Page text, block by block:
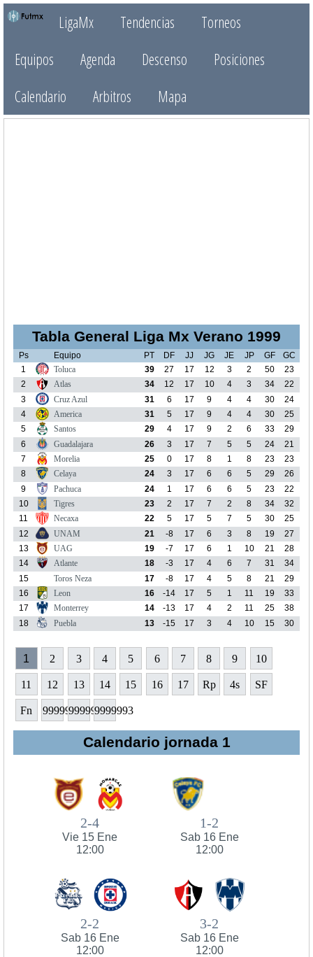
LigaMx Tendencias
Torneos
Equipos
Agenda Descenso
Posiciones
Calendario
Arbitros Mapa
Tabla General Liga Mx Verano 1999
Ps Equipo PT DF JJ JG JE JP GF
GC
1
Toluca 39 27 17 12 3 2 50
23
2
Atlas 34 12 17 10 4 3 34
22
3
Cruz Azul 31 6 17 9 4 4 30
24
4
America 31 5 17 9 4 4 30
25
5
Santos 29 4 17 9 2 6 33
29
6
Guadalajara 26 3 17 7 5 5 24
21
7
Morelia 25 0 17 8 1 8 23
23
8
Celaya 24 3 17 6 6 5 29
26
9
Pachuca 24 1 17 6 6 5 23
22
10
Tigres 23 2 17 7 2 8 34
32
11
Necaxa 22 5 17 5 7 5 30
25
12
UNAM 21 -8 17 6 3 8 19
27
13
UAG 19 -7 17 6 1 10 21
28
14
Atlante 18 -3 17 4 6 7 31
34
15
Toros Neza 17 -8 17 4 5 8 21
29
16
Leon 16 -14 17 5 1 11 19
33
17
Monterrey 14 -13 17 4 2 11 25
38
18
Puebla 13 -15 17 3 4 10 15 30
1 2 3 4 5 6 7 8 9 10
11 12 13 14 15 16 17 Rp 4s SF
Fn 999999199999929999993
Calendario jornada 1
2-4
Vie 15 Ene
12:00
1-2
Sab 16 Ene
12:00
2-2
Sab 16 Ene
12:00
3-2
Sab 16 Ene
12:00